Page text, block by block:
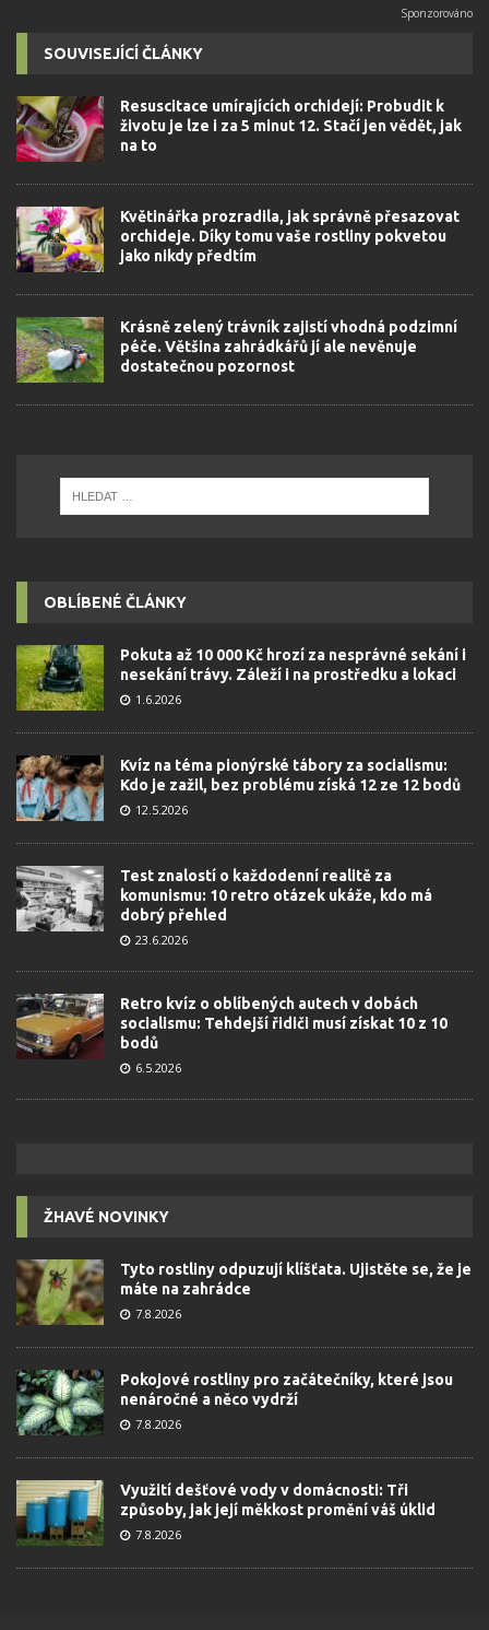
SOUVISEJÍCÍ ČLÁNKY
Resuscitace umírajících orchidejí: Probudit k
životu je lze i za 5 minut 12. Stačí jen vědět, jak
na to
Květinářka prozradila, jak správně přesazovat
orchideje. Díky tomu vaše rostliny pokvetou
jako nikdy předtím
Krásně zelený trávník zajistí vhodná podzimní
péče. Většina zahrádkářů jí ale nevěnuje
dostatečnou pozornost
OBLÍBENÉ ČLÁNKY
Pokuta až 10 000 Kč hrozí za nesprávné sekání i
nesekání trávy. Záleží i na prostředku a lokaci
1.6.2026
Kvíz na téma pionýrské tábory za socialismu:
Kdo je zažil, bez problému získá 12 ze 12 bodů
12.5.2026
Test znalostí o každodenní realitě za
komunismu: 10 retro otázek ukáže, kdo má
dobrý přehled
23.6.2026
Retro kvíz o oblíbených autech v dobách
socialismu: Tehdejší řidiči musí získat 10 z 10
bodů
6.5.2026
ŽHAVÉ NOVINKY
Tyto rostliny odpuzují klíšťata. Ujistěte se, že je
máte na zahrádce
7.8.2026
Pokojové rostliny pro začátečníky, které jsou
nenáročné a něco vydrží
7.8.2026
Využití dešťové vody v domácnosti: Tři
způsoby, jak její měkkost promění váš úklid
7.8.2026